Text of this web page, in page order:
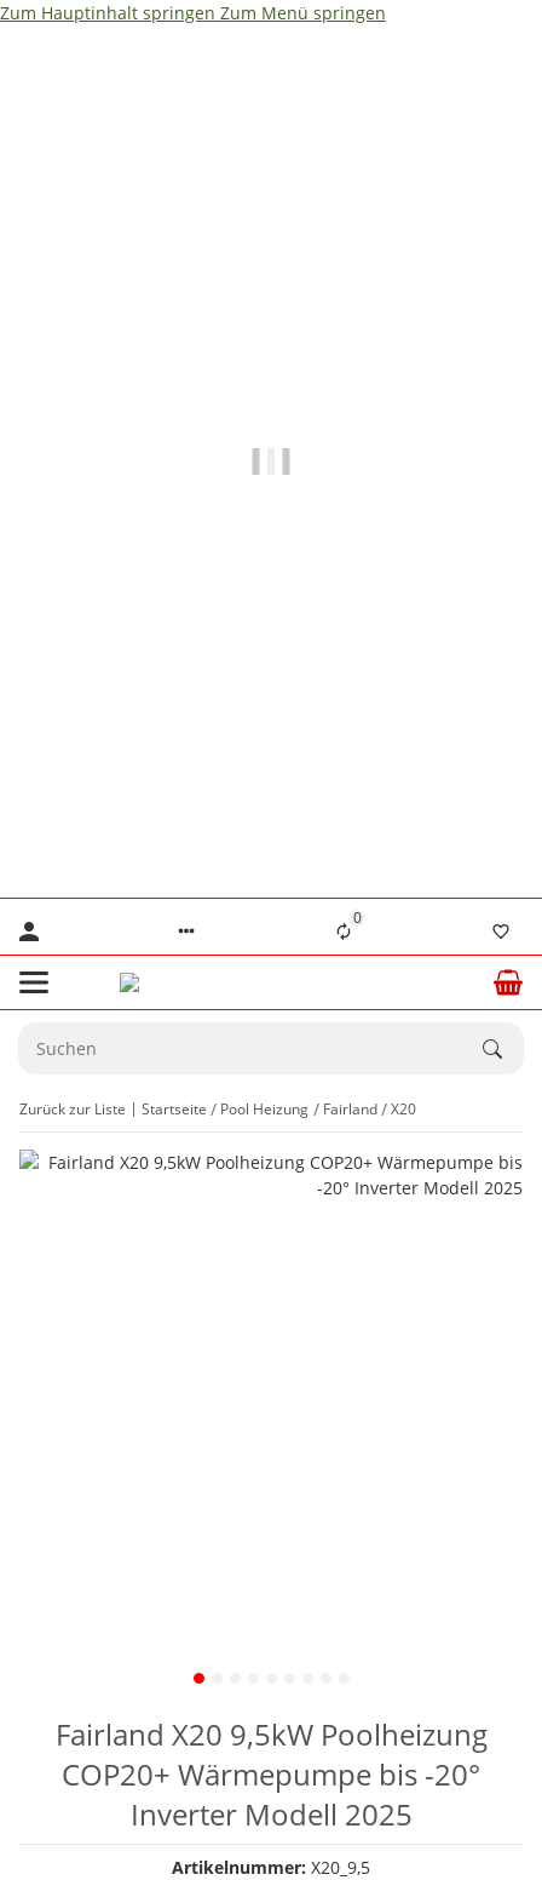
Zum Hauptinhalt springen Zum Menü springen
🔧 Technische Hilfe (Mo–Fr · 09:00–14:00
0
Zurück zur Liste Startseite Pool Heizung Fairland X20
Fairland X20 9,5kW Poolheizung
COP20+ Wärmepumpe bis -20°
Inverter Modell 2025
Artikelnummer: X20_9,5